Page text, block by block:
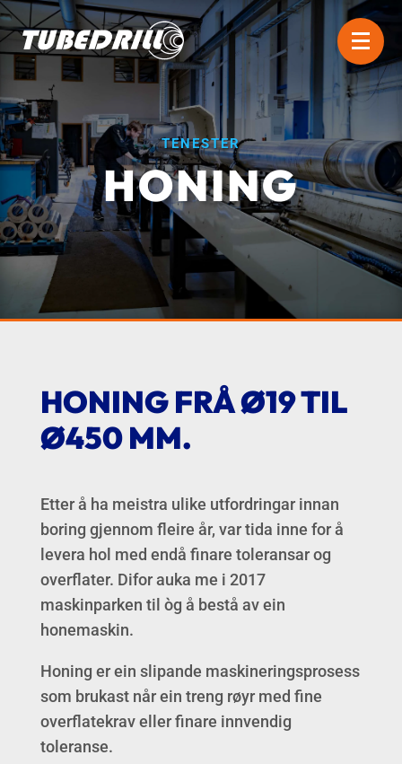
TENESTER
HONING
HONING FRÅ Ø19 TIL
Ø450 MM.
Etter å ha meistra ulike utfordringar innan
boring gjennom fleire år, var tida inne for å
levera hol med endå finare toleransar og
overflater. Difor auka me i 2017
maskinparken til òg å bestå av ein
honemaskin.
Honing er ein slipande maskineringsprosess
som brukast når ein treng røyr med fine
overflatekrav eller finare innvendig
toleranse.